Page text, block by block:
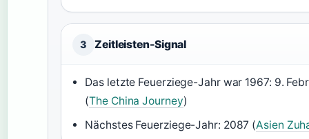
3 Zeitleisten-Signal
Das letzte Feuerziege-Jahr war 1967: 9.
(The China Journey)
Nächstes Feuerziege-Jahr: 2087 (Asien